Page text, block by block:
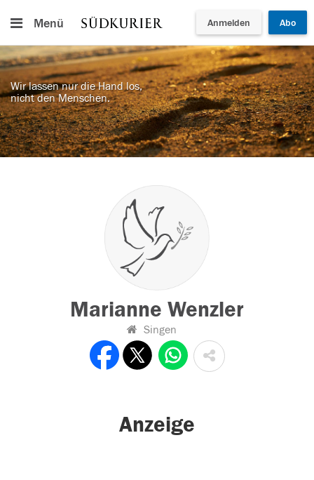
Menü Anmelden Abo
Wir lassen nur die Hand los,
nicht den Menschen.
Marianne Wenzler
Singen
Anzeige